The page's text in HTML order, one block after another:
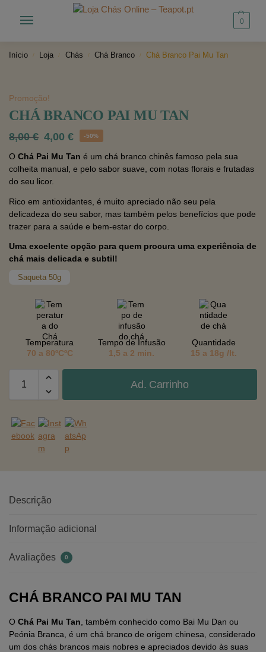
0
Início / Loja / Chás / Chá Branco / Chá Branco Pai Mu Tan
Promoção!
CHÁ BRANCO PAI MU TAN
8,00€ 4,00€ -50%
O Chá Pai Mu Tan é um chá branco chinês famoso pela sua
colheita manual, e pelo sabor suave, com notas florais e frutadas
do seu licor.
Rico em antioxidantes, é muito apreciado não seu pela
delicadeza do seu sabor, mas também pelos benefícios que pode
trazer para a saúde e bem-estar do corpo.
Uma excelente opção para quem procura uma experiência de
chá mais delicada e subtil!
Saqueta 50g
Temperatura
70 a 80ºCºC
Tempo de Infusão
1,5 a 2 min.
Quantidade
15 a 18g /lt.
Ad. Carrinho
Descrição
Informação adicional
Avaliações 0
CHÁ BRANCO PAI MU TAN
O Chá Pai Mu Tan , também conhecido como Bai Mu Dan ou
Peónia Branca, é um chá branco de origem chinesa, considerado
um dos chás brancos mais nobres e apreciados devido às suas